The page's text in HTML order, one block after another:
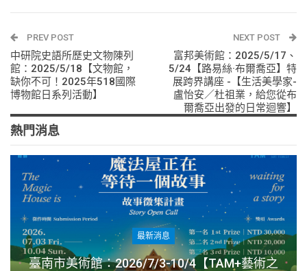
PREV POST
中研院史語所歷史文物陳列
館：2025/5/18【文物館，
缺你不可！2025年518國際
博物館日系列活動】
NEXT POST
富邦美術館：2025/5/17、
5/24【路易絲·布爾喬亞】特
展跨界講座 -【生活美學家-
盧怡安／杜祖業，給您從布
爾喬亞出發的日常迴響】
熱門消息
最新消息
臺南市美術館：2026/7/3-10/4【TAM+藝術之